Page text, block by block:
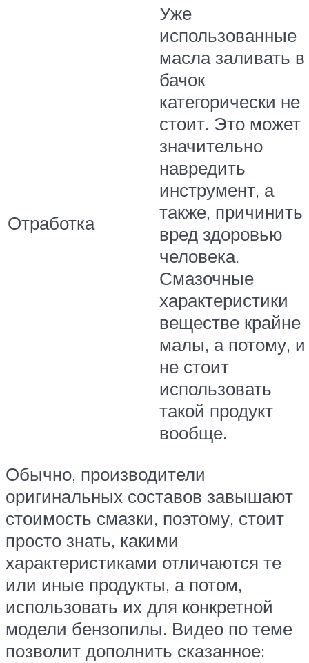
Отработка
Уже
использованные
масла заливать в
бачок
категорически не
стоит. Это может
значительно
навредить
инструмент, а
также, причинить
вред здоровью
человека.
Смазочные
характеристики
веществе крайне
малы, а потому, и
не стоит
использовать
такой продукт
вообще.
Обычно, производители
оригинальных составов завышают
стоимость смазки, поэтому, стоит
просто знать, какими
характеристиками отличаются те
или иные продукты, а потом,
использовать их для конкретной
модели бензопилы. Видео по теме
позволит дополнить сказанное: